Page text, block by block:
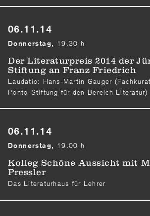
06.11.14
Donnerstag, 19.30 h
Der Literaturpreis 2014 der
Stiftung an Franz Friedrich
Laudatio: Hans-Martin Gauger
Ponto-Stiftung für den Bereich Literatur)
06.11.14
Donnerstag, 19.00 h
Kolleg Schöne Aussicht mit
Pressler
Das Literaturhaus für Lehrer